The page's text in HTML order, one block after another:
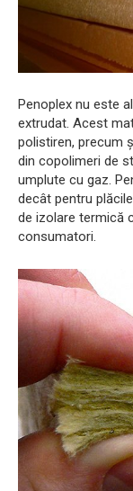
Penoplex nu este
extrudat. Acest
polistiren, precum
din copolimeri de
umplute cu gaz.
decât pentru
de izolare termică
consumatori.